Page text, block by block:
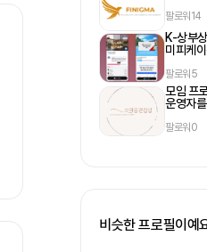
팔로워14
K-상부
미피케
팔로워5
모임 프
운영자
팔로워0
비슷한 프로필이예